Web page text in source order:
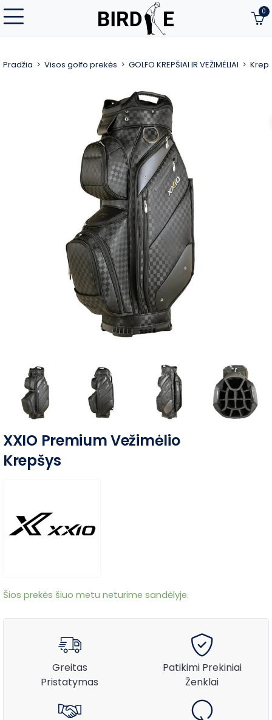
0
Pradžia Visos golfo prekės GOLFO KREPŠIAI IR VEŽIMĖLIAI
XXIO Premium Vežimėlio
Krepšys
Šios prekės šiuo metu neturime sandėlyje.
Greitas
Pristatymas
Patikimi Prekiniai
Ženklai